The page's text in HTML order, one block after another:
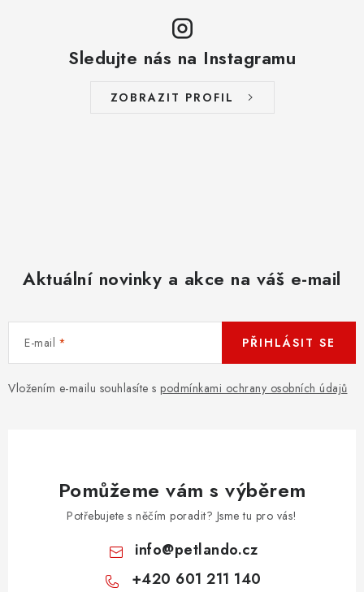
Sledujte nás na Instagramu
ZOBRAZIT PROFIL
Aktuální novinky a akce na váš e-mail
E-mail
Vložením e-mailu souhlasíte s podmínkami ochrany osobních údajů
PŘIHLÁSIT SE
Pomůžeme vám s výběrem
Potřebujete s něčím poradit? Jsme tu pro vás!
info@petlando.cz
+420 601 211 140